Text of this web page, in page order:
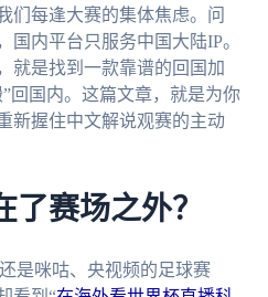
们每逢大赛的集体焦虑。问
国内平台只服务中国大陆IP。
就是找到一款靠谱的回国加
回国内。这篇文章，就是为你
新握住中文解说观赛的主动
了赛场之外？
是咪咕、央视频的足球赛